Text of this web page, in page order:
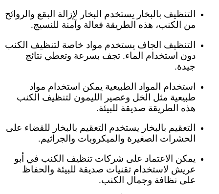
التنظيف بالبخار يستخدم البخار لإزالة البقع والروائح
من الكنب، هذه الطريقة فعالة وآمنة للنسيج.
التنظيف الجاف يستخدم مواد خاصة لتنظيف الكنب
دون استخدام الماء. تجف بسرعة وتعطي نتائج
جيدة.
استخدام المواد الطبيعية يمكن استخدام مواد
طبيعية مثل الخل وعصير الليمون لتنظيف الكنب
هذه الطريقة صديقة للبيئة.
التعقيم بالبخار يستخدم التعقيم بالبخار للقضاء على
الحشرات الصغيرة والميكروبات والجراثيم.
يمكن الاعتماد على شركات تنظيف الكنب في أبو
عريش لاستخدام تقنيات صديقة للبيئة والحفاظ
على نظافة وجمال الكنب.